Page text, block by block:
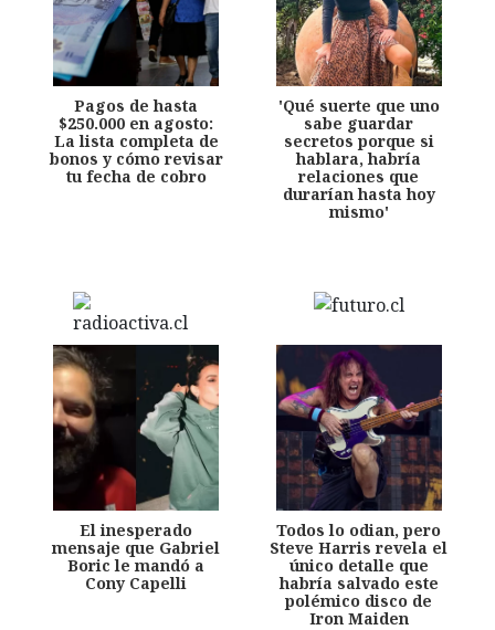
Pagos de hasta
$250.000 en agosto:
La lista completa de
bonos y cómo revisar
tu fecha de cobro
'Qué suerte que uno
sabe guardar
secretos porque si
hablara, habría
relaciones que
durarían hasta hoy
mismo'
El inesperado
mensaje que Gabriel
Boric le mandó a
Cony Capelli
Todos lo odian, pero
Steve Harris revela el
único detalle que
habría salvado este
polémico disco de
Iron Maiden